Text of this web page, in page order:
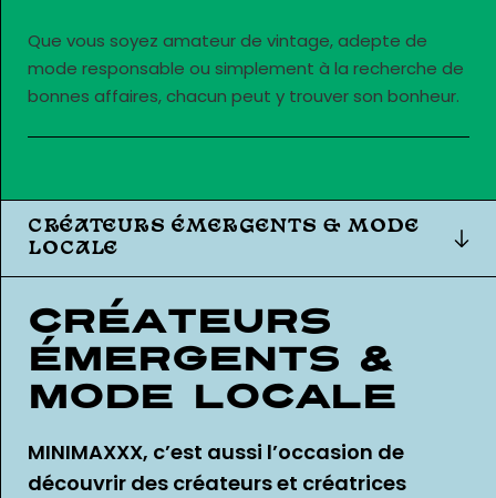
Que vous soyez amateur de vintage, adepte de
mode responsable ou simplement à la recherche de
bonnes affaires, chacun peut y trouver son bonheur.
CRÉATEURS ÉMERGENTS & MODE
LOCALE
Créateurs
émergents &
mode locale
MINIMAXXX, c’est aussi l’occasion de
découvrir des créateurs et créatrices